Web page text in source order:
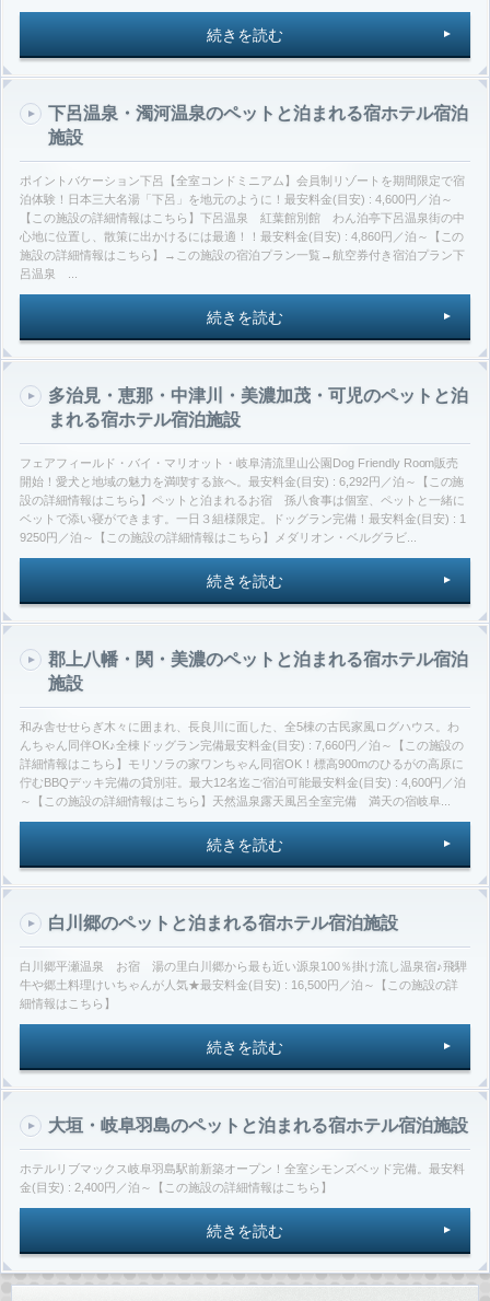
続きを読む
下呂温泉・濁河温泉のペットと泊まれる宿ホテル宿泊
施設
ポイントバケーション下呂【全室コンドミニアム】会員制リゾートを期間限定で宿
泊体験！日本三大名湯「下呂」を地元のように！最安料金(目安) : 4,600円／泊～
【この施設の詳細情報はこちら】下呂温泉 紅葉館別館 わん泊亭下呂温泉街の中
心地に位置し、散策に出かけるには最適！！最安料金(目安) : 4,860円／泊～【この
施設の詳細情報はこちら】→この施設の宿泊プラン一覧→航空券付き宿泊プラン下
呂温泉 ...
続きを読む
多治見・恵那・中津川・美濃加茂・可児のペットと泊
まれる宿ホテル宿泊施設
フェアフィールド・バイ・マリオット・岐阜清流里山公園Dog Friendly Room販売
開始！愛犬と地域の魅力を満喫する旅へ。最安料金(目安) : 6,292円／泊～【この施
設の詳細情報はこちら】ペットと泊まれるお宿 孫八食事は個室、ペットと一緒に
ベットで添い寝ができます。一日３組様限定。ドッグラン完備！最安料金(目安) : 1
9250円／泊～【この施設の詳細情報はこちら】メダリオン・ベルグラビ...
続きを読む
郡上八幡・関・美濃のペットと泊まれる宿ホテル宿泊
施設
和み舎せせらぎ木々に囲まれ、長良川に面した、全5棟の古民家風ログハウス。わ
んちゃん同伴OK♪全棟ドッグラン完備最安料金(目安) : 7,660円／泊～【この施設の
詳細情報はこちら】モリソラの家ワンちゃん同宿OK！標高900mのひるがの高原に
佇むBBQデッキ完備の貸別荘。最大12名迄ご宿泊可能最安料金(目安) : 4,600円／泊
～【この施設の詳細情報はこちら】天然温泉露天風呂全室完備 満天の宿岐阜...
続きを読む
白川郷のペットと泊まれる宿ホテル宿泊施設
白川郷平瀬温泉 お宿 湯の里白川郷から最も近い源泉100％掛け流し温泉宿♪飛騨
牛や郷土料理けいちゃんが人気★最安料金(目安) : 16,500円／泊～【この施設の詳
細情報はこちら】
続きを読む
大垣・岐阜羽島のペットと泊まれる宿ホテル宿泊施設
ホテルリブマックス岐阜羽島駅前新築オープン！全室シモンズベッド完備。最安料
金(目安) : 2,400円／泊～【この施設の詳細情報はこちら】
続きを読む